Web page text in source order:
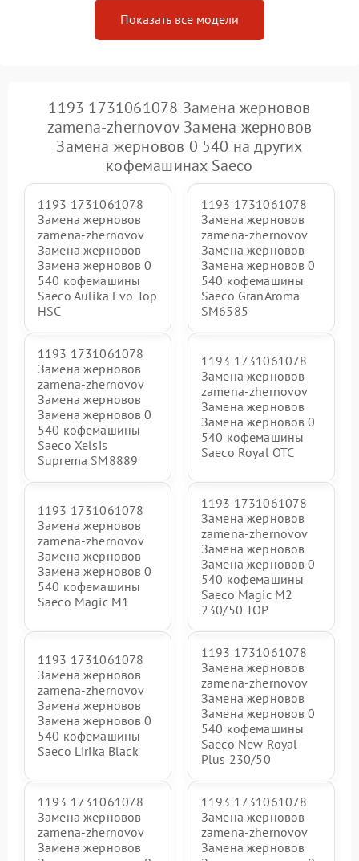
Показать все модели
1193 1731061078 Замена жерновов
zamena-zhernovov Замена жерновов
Замена жерновов 0 540 на других
кофемашинах Saeco
1193 1731061078
Замена жерновов
zamena-zhernovov
Замена жерновов
Замена жерновов 0
540 кофемашины
Saeco Aulika Evo Top
HSC
1193 1731061078
Замена жерновов
zamena-zhernovov
Замена жерновов
Замена жерновов 0
540 кофемашины
Saeco GranAroma
SM6585
1193 1731061078
Замена жерновов
zamena-zhernovov
Замена жерновов
Замена жерновов 0
540 кофемашины
Saeco Xelsis
Suprema SM8889
1193 1731061078
Замена жерновов
zamena-zhernovov
Замена жерновов
Замена жерновов 0
540 кофемашины
Saeco Royal OTC
1193 1731061078
Замена жерновов
zamena-zhernovov
Замена жерновов
Замена жерновов 0
540 кофемашины
Saeco Magic M1
1193 1731061078
Замена жерновов
zamena-zhernovov
Замена жерновов
Замена жерновов 0
540 кофемашины
Saeco Magic M2
230/50 TOP
1193 1731061078
Замена жерновов
zamena-zhernovov
Замена жерновов
Замена жерновов 0
540 кофемашины
Saeco Lirika Black
1193 1731061078
Замена жерновов
zamena-zhernovov
Замена жерновов
Замена жерновов 0
540 кофемашины
Saeco New Royal
Plus 230/50
1193 1731061078
Замена жерновов
zamena-zhernovov
Замена жерновов
1193 1731061078
Замена жерновов
zamena-zhernovov
Замена жерновов